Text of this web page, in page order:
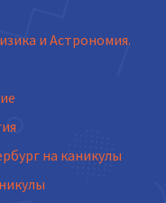
и Астрономия.
на каникулы